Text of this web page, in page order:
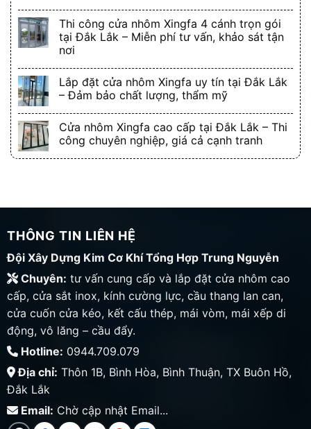
Thi công cửa nhôm Xingfa 4 cánh trọn gói
tại Đắk Lắk – Miễn phí tư vấn, khảo sát tận
nơi
Lắp đặt cửa nhôm Xingfa uy tín tại Đắk Lắk
– Đảm bảo chất lượng, thẩm mỹ
Cửa nhôm Xingfa cao cấp tại Đắk Lắk – Thi
công chuyên nghiệp, giá cả cạnh tranh
THÔNG TIN LIÊN HỆ
Đội Xây Dựng Kim Cơ Khí Tổng Hợp Trung Nguyễn
Chuyên: tư vấn cung cấp và lắp đặt cửa nhôm cao
cấp, cửa sắt inox, kính cường lực, cầu thang lan can,
cửa cuốn cửa kéo, kết cấu thép, mái vòm, mái xếp di
động, vô lăng – cầu đẩy.
Hotline: 0944.709.079
Địa chỉ: Thôn 1B, Bình Hòa, Bình Thuận, TX Buôn Hồ,
Đắk Lắk
Email: Chờ cập nhật Email...